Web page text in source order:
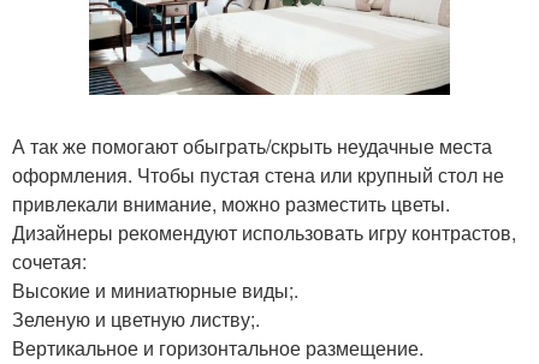
А так же помогают обыграть/скрыть неудачные места
оформления. Чтобы пустая стена или крупный стол не
привлекали внимание, можно разместить цветы.
Дизайнеры рекомендуют использовать игру контрастов,
сочетая:
Высокие и миниатюрные виды;.
Зеленую и цветную листву;.
Вертикальное и горизонтальное размещение.